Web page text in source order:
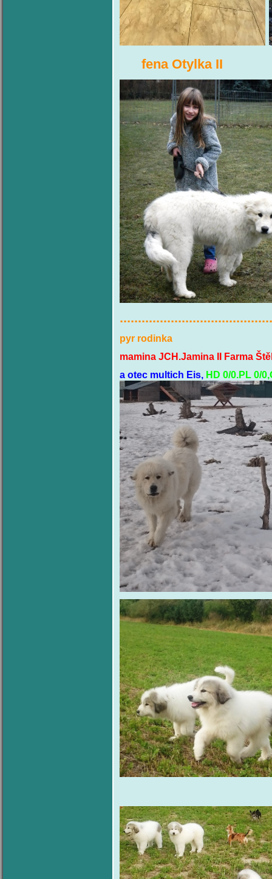
fena Otylka II pes
pyr rodinka
mamina JCH.Jamina II Farma
a otec multich Eis, HD 0/0.PL 0/